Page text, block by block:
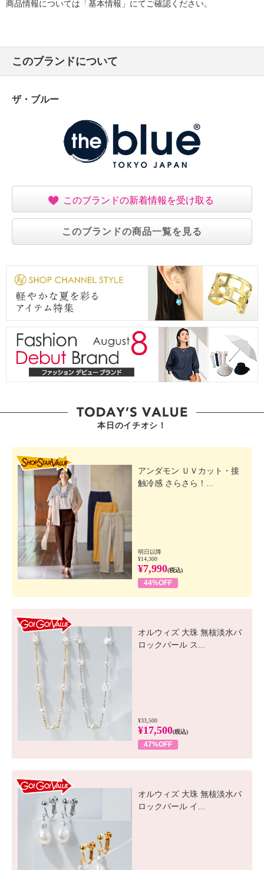
商品情報については「基本情報」にてご確認ください。
このブランドについて
ザ・ブルー
このブランドの新着情報を受け取る
このブランドの商品一覧を見る
本日のイチオシ！
アンダモン ＵＶカット・接
触冷感 さらさら！...
明日以降
¥14,300
¥7,990(税込)
44%OFF
オルウィズ 大珠 無核淡水バ
ロックパール ス...
¥33,500
¥17,500(税込)
47%OFF
オルウィズ 大珠 無核淡水バ
ロックパール イ...